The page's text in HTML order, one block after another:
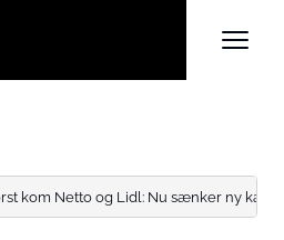
kom Netto og Lidl: Nu sænker ny kæde